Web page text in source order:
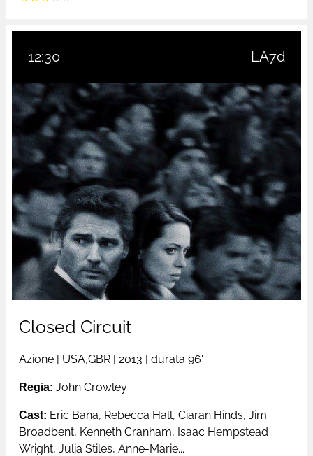
12:30 LA7d
Closed Circuit
Azione | USA,GBR | 2013 | durata 96'
Regia: John Crowley
Cast: Eric Bana, Rebecca Hall, Ciaran Hinds, Jim
Broadbent, Kenneth Cranham, Isaac Hempstead
Wright, Julia Stiles, Anne-Marie...